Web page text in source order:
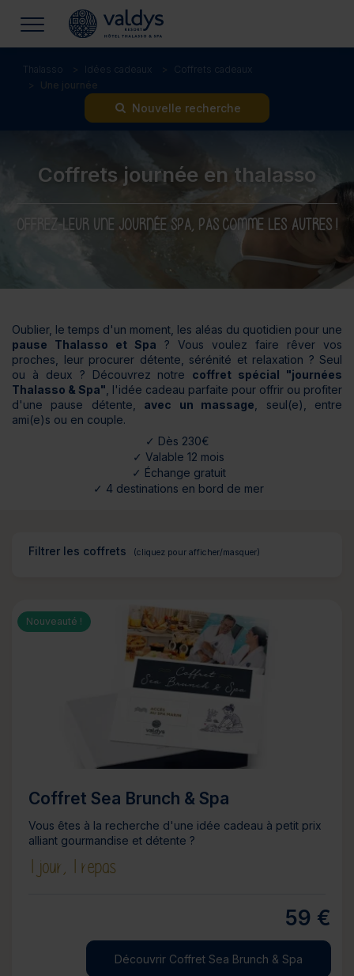
Thalasso Idées cadeaux
Coffrets cadeaux
Une journée
Nouvelle recherche
Coffrets journée en thalasso
OFFREZ-LEUR UNE JOURNÉE SPA, PAS COMME LES AUTRES !
Oublier, le temps d'un moment, les aléas du quotidien pour une
pause Thalasso et Spa ? Vous voulez faire rêver vos
proches, leur procurer détente, sérénité et relaxation ? Seul
ou à deux ? Découvrez notre coffret spécial "journées
Thalasso & Spa" , l'idée cadeau parfaite pour offrir ou profiter
d'une pause détente, avec un massage , seul(e), entre
ami(e)s ou en couple.
✓ Dès 230€
✓ Valable 12 mois
✓ Échange gratuit
✓ 4 destinations en bord de mer
Filtrer les coffrets
Nouveauté !
Coffret Sea Brunch & Spa
Vous êtes à la recherche d'une idée cadeau à petit prix
alliant gourmandise et détente ?
1 jour, 1 repas
59 €
Découvrir Coffret Sea Brunch & Spa